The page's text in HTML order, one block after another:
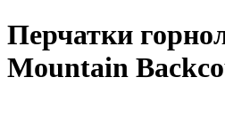
Перчатки
Mountain